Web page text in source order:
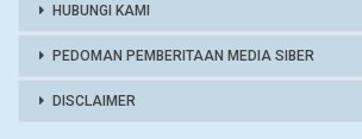
HUBUNGI KAMI
PEDOMAN PEMBERITAAN MEDIA SIBER
DISCLAIMER